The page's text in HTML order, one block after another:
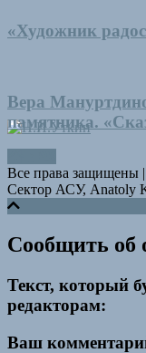
«Художник
Вера
памятника.
Все права защищены |
Сектор АСУ, Anatoly
Сообщить об
Текст, который
редакторам:
Ваш